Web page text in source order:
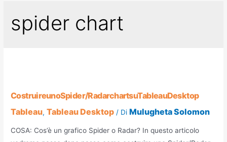
spider chart
Costruire uno Spider/Radar chart su Tableau Desktop
Tableau,Tableau Desktop / Di Mulugheta Solomon
COSA: Cos’è un grafico Spider o Radar? In questo articolo